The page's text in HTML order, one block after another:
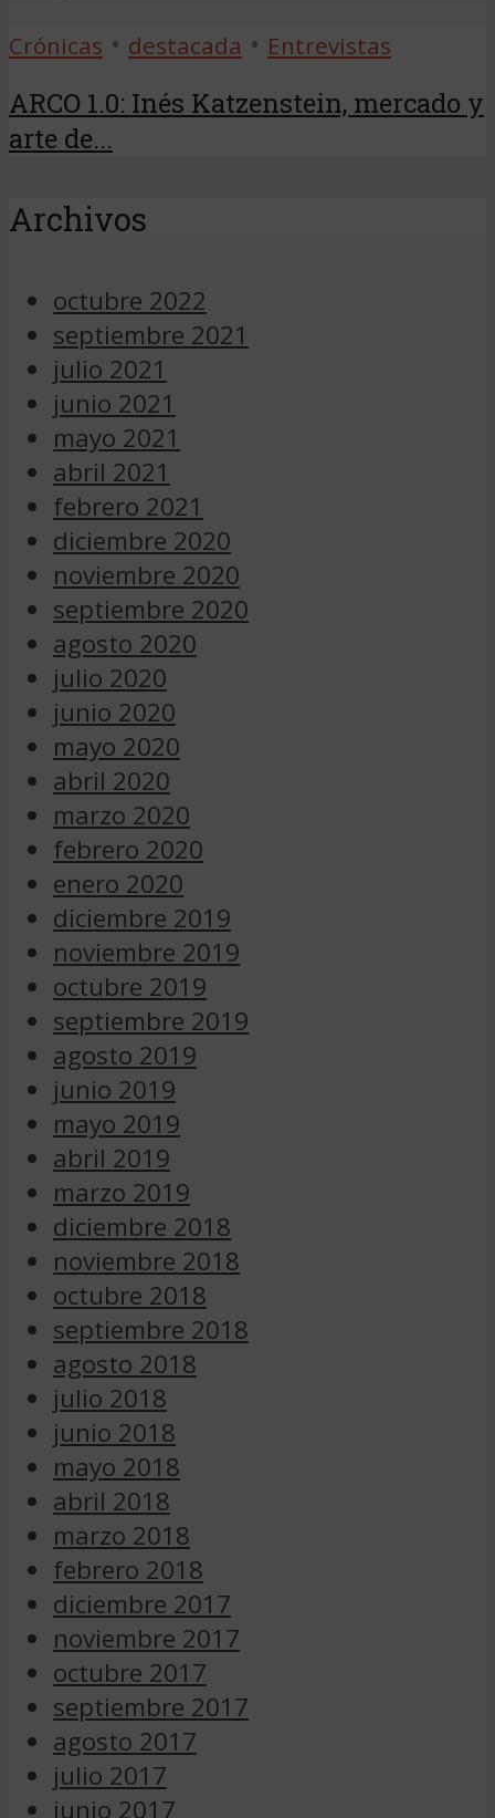
Crónicas • destacada • Entrevistas
ARCO 1.0: Inés Katzenstein, mercado y
arte de...
Archivos
octubre 2022
septiembre 2021
julio 2021
junio 2021
mayo 2021
abril 2021
febrero 2021
diciembre 2020
noviembre 2020
septiembre 2020
agosto 2020
julio 2020
junio 2020
mayo 2020
abril 2020
marzo 2020
febrero 2020
enero 2020
diciembre 2019
noviembre 2019
octubre 2019
septiembre 2019
agosto 2019
junio 2019
mayo 2019
abril 2019
marzo 2019
diciembre 2018
noviembre 2018
octubre 2018
septiembre 2018
agosto 2018
julio 2018
junio 2018
mayo 2018
abril 2018
marzo 2018
febrero 2018
diciembre 2017
noviembre 2017
octubre 2017
septiembre 2017
agosto 2017
julio 2017
junio 2017